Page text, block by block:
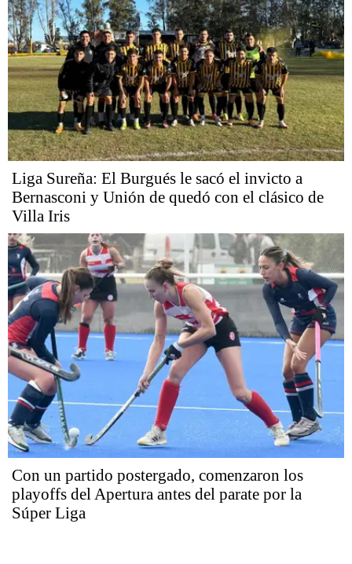
Liga Sureña: El Burgués le sacó el invicto a
Bernasconi y Unión de quedó con el clásico de
Villa Iris
Con un partido postergado, comenzaron los
playoffs del Apertura antes del parate por la
Súper Liga